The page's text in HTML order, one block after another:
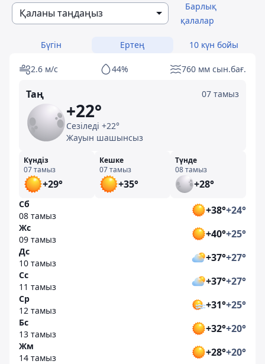
Қаланы таңдаңыз
Барлық
қалалар
Бүгін Ертең 10 күн бойы
2.6 м/с 44% 760 мм сын.бағ.
Таң 07 тамыз
+22°
Сезіледі +22°
Жауын шашынсыз
Күндіз
07 тамыз
+29°
Кешке
07 тамыз
+35°
Түнде
08 тамыз
+28°
Сб
08 тамыз
+38°+24°
Жс
09 тамыз
+40°+25°
Дс
10 тамыз
+37°+27°
Сс
11 тамыз
+37°+27°
Ср
12 тамыз
+31°+25°
Бс
13 тамыз
+32°+20°
Жм
14 тамыз
+28°+20°